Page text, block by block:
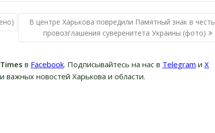
В центре Харькова повредили Памятный знак в честь
провозглашения суверенитета Украины (фото)
в Facebook. Подписывайтесь на нас в Telegram и Х
новостей Харькова и области.